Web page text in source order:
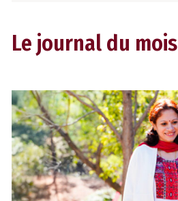
Le journal du mois